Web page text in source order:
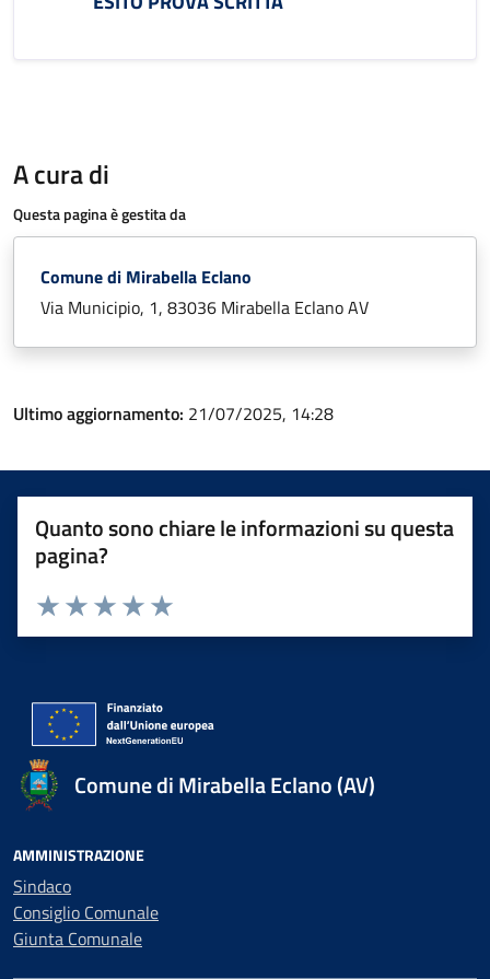
A cura di
Questa pagina è gestita da
Comune di Mirabella Eclano
Via Municipio, 1, 83036 Mirabella Eclano AV
Ultimo aggiornamento: 21/07/2025, 14:28
Quanto sono chiare le informazioni su questa
pagina?
Valuta 5 stelle su 5
Valuta 4 stelle su 5
Valuta 3 stelle su 5
Valuta 2 stelle su 5
Valuta 1 stelle su 5
Comune di Mirabella Eclano (AV)
AMMINISTRAZIONE
Sindaco
Consiglio Comunale
Giunta Comunale